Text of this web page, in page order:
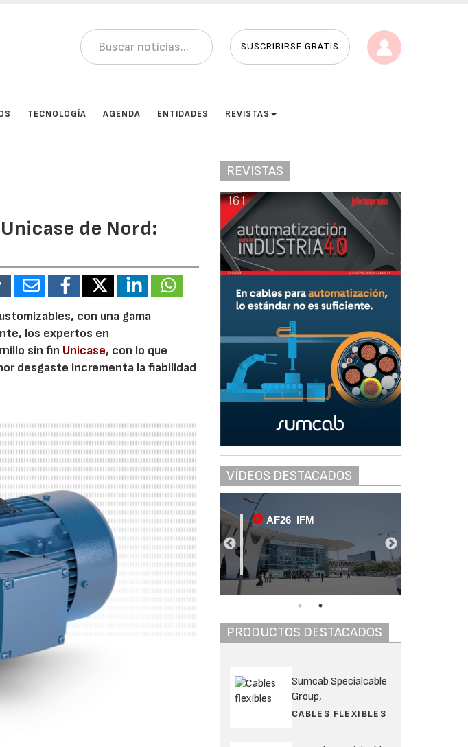
SUSCRIBIRSE GRATIS
TECNOLOGÍA AGENDA ENTIDADES REVISTAS
de Nord:
con una gama
los expertos en
sin fin Unicase, con lo que
desgaste incrementa la fiabilidad
REVISTAS
VÍDEOS DESTACADOS
AF26_IFM AF26_IFM
PRODUCTOS DESTACADOS
Sumcab Specialcable
Group,
CABLES FLEXIBLES